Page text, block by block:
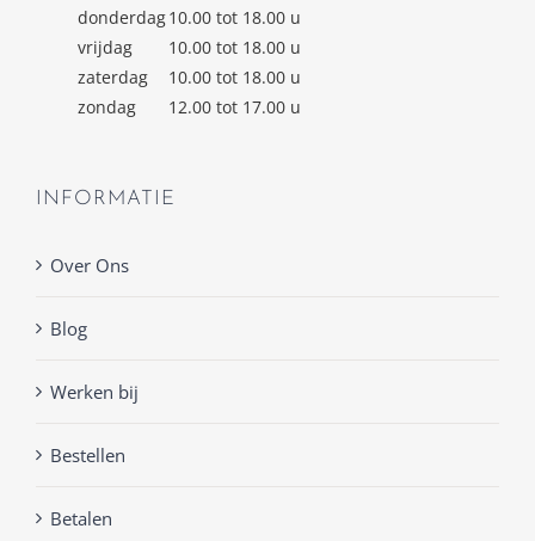
donderdag10.00 tot 18.00 u
vrijdag
10.00 tot 18.00 u
zaterdag
10.00 tot 18.00 u
zondag
12.00 tot 17.00 u
INFORMATIE
Over Ons
Blog
Werken bij
Bestellen
Betalen